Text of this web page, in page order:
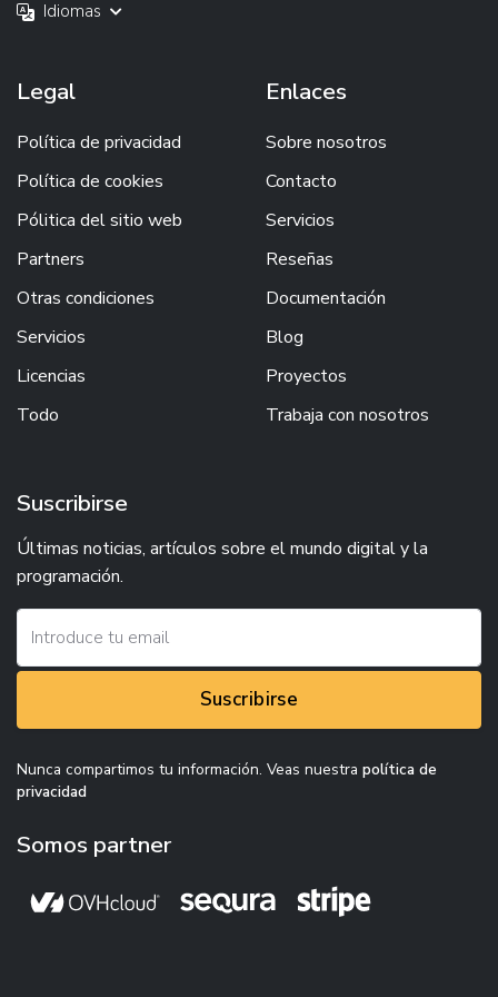
Idiomas
Legal
Política de privacidad
Política de cookies
Pólitica del sitio web
Partners
Otras condiciones
Servicios
Licencias
Todo
Enlaces
Sobre nosotros
Contacto
Servicios
Reseñas
Documentación
Blog
Proyectos
Trabaja con nosotros
Suscribirse
Últimas noticias, artículos sobre el mundo digital y la
programación.
Suscribirse
Nunca compartimos tu información. Veas nuestra política de
privacidad
Somos partner